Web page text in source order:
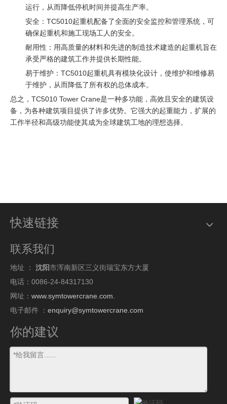
运行，从而降低停机时间并提高生产率。
安全：TC5010起重机配备了全面的安全监控和管理系统，可
确保起重机和施工现场工人的安全。
耐用性：用高质量的材料和先进的制造技术建造的起重机旨在
承受严格的建筑工作并提供长期性能。
易于维护：TC5010起重机具有模块化设计，使维护和维修易
于维护，从而降低了所有权的总体成本。
总之，TC5010 Tower Crane是一种多功能，高效且安全的建筑设
备，为各种建筑项目提供了许多优势。它强大的起重能力，扩展的
工作半径和高级功能使其成为全球建筑工地的理想选择。
快速链接
联系我们
地址 ： 沈阳市浑南新区三义街瑞宝东方大厦
电话：0086-24-84317130
网址： www.symtowercrane.com.
电子邮件 ： enquiry@symtowercrane.com
你的建议